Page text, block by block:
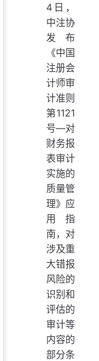
4日，
中注协
发布
《中国
注册会
计师审
计准则
第1121
号—对
财务报
表审计
实施的
质量管
理》应
用指
南，对
涉及重
大错报
风险的
识别和
评估的
审计等
内容的
部分条